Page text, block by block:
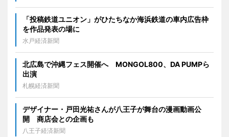
「投稿鉄道ユニオン」がひたちなか海浜鉄道の車内広告枠
を作品発表の場に
水戸経済新聞
北広島で沖縄フェス開催へ MONGOL800、DA PUMPら
出演
札幌経済新聞
デザイナー・戸田光祐さんが八王子が舞台の漫画動画公
開 商店会との企画も
八王子経済新聞